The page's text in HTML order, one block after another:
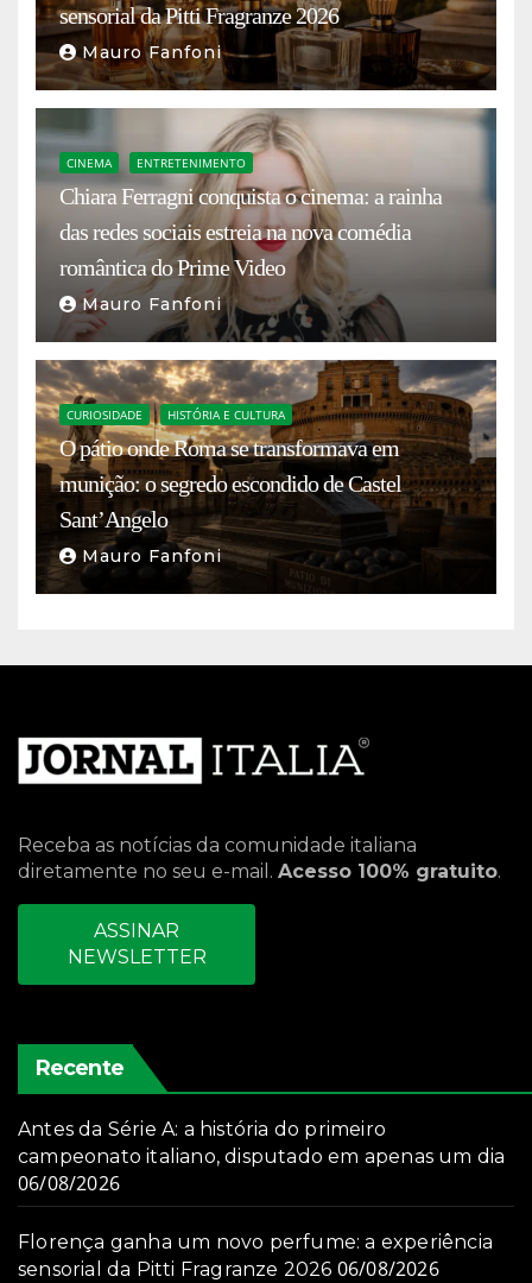
sensorial da Pitti Fragranze 2026
Mauro Fanfoni
CINEMA ENTRETENIMENTO
Chiara Ferragni conquista o cinema: a rainha
das redes sociais estreia na nova comédia
romântica do Prime Video
Mauro Fanfoni
CURIOSIDADE HISTÓRIA E CULTURA
O pátio onde Roma se transformava em
munição: o segredo escondido de Castel
Sant’Angelo
Mauro Fanfoni
Receba as notícias da comunidade italiana
diretamente no seu e-mail. Acesso 100% gratuito.
ASSINAR
NEWSLETTER
Recente
Antes da Série A: a história do primeiro
campeonato italiano, disputado em apenas um dia
06/08/2026
Florença ganha um novo perfume: a experiência
sensorial da Pitti Fragranze 2026 06/08/2026